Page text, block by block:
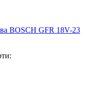
BOSCH GFR 18V-23